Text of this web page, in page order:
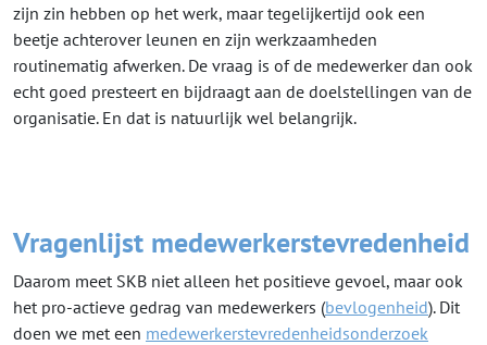
zijn zin hebben op het werk, maar tegelijkertijd ook een
beetje achterover leunen en zijn werkzaamheden
routinematig afwerken. De vraag is of de medewerker dan ook
echt goed presteert en bijdraagt aan de doelstellingen van de
organisatie. En dat is natuurlijk wel belangrijk.
Vragenlijst medewerkerstevredenheid
Daarom meet SKB niet alleen het positieve gevoel, maar ook
het pro-actieve gedrag van medewerkers (bevlogenheid). Dit
doen we met een medewerkerstevredenheidsonderzoek